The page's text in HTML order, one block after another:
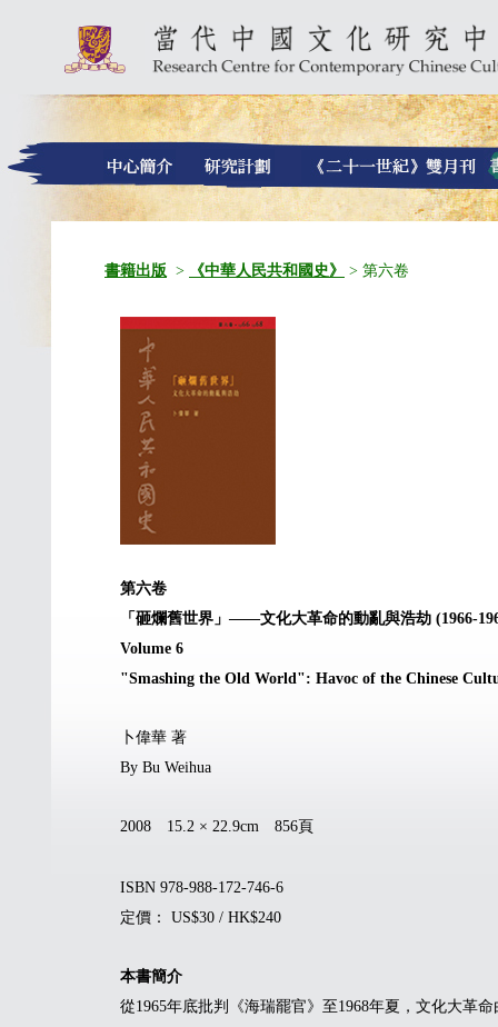
書籍出版 > 《中華人民共和國史》 > 第六卷
第六卷
「砸爛舊世界」——文化大革命的動亂與浩劫 (1966-
Volume 6
"Smashing the Old World": Havoc of the Chinese
卜偉華 著
By Bu Weihua
2008 15.2 × 22.9cm 856頁
ISBN 978-988-172-746-6
定價： US$30 / HK$240
本書簡介
從1965年底批判《海瑞罷官》至1968年夏，文化大革